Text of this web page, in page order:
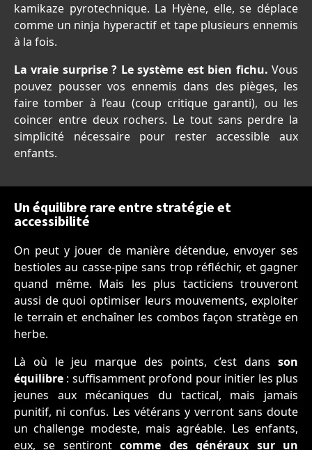
kamikaze pyrotechnique. La Hyène, elle, se déplace
comme un ninja hyperactif et tape plusieurs ennemis
à la fois.
La vraie surprise ? Le système est bien fichu. Vous
pouvez pousser vos ennemis dans des pièges, les
faire tomber à l’eau (coup critique garanti), ou les
coincer entre deux rochers. Le tout sans perdre la
simplicité nécessaire pour rester accessible aux
enfants.
Un équilibre rare entre stratégie et
accessibilité
On peut y jouer de manière détendue, envoyer ses
bestioles au casse-pipe sans trop réfléchir, et gagner
quand même. Mais les plus tacticiens trouveront
aussi de quoi optimiser leurs mouvements, exploiter
le terrain et enchaîner les combos façon stratège en
herbe.
Là où le jeu marque des points, c’est dans son
équilibre : suffisamment profond pour initier les plus
jeunes aux mécaniques du tactical, mais jamais
punitif, ni confus. Les vétérans y verront sans doute
un challenge modeste, mais agréable. Les enfants,
eux, se sentirontcomme des généraux sur un